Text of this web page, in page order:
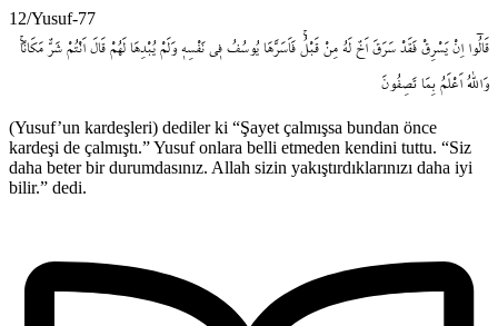
12/Yusuf-77
قَالُٓوا اِنْ يَسْرِقْ فَقَدْ سَرَقَ اَخٌ لَهُ مِنْ قَبْلُۚ فَاَسَرَّهَا يُوسُفُ ف۪ي نَفْسِه۪ وَلَمْ يُبْدِهَا لَهُمْ قَالَ اَنْتُمْ شَرٌّ مَكَاناًۚ
وَاللّٰهُ اَعْلَمُ بِمَا تَصِفُونَ
(Yusuf’un kardeşleri) dediler ki “Şayet çalmışsa bundan önce
kardeşi de çalmıştı.” Yusuf onlara belli etmeden kendini tuttu. “Siz
daha beter bir durumdasınız. Allah sizin yakıştırdıklarınızı daha iyi
bilir.” dedi.